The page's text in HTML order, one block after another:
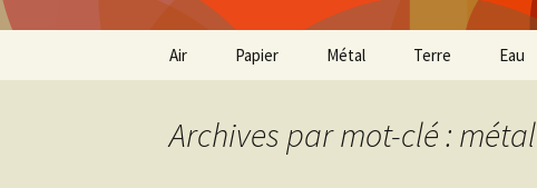
Air Papier Métal Terre Eau
Archives par mot-clé : métal